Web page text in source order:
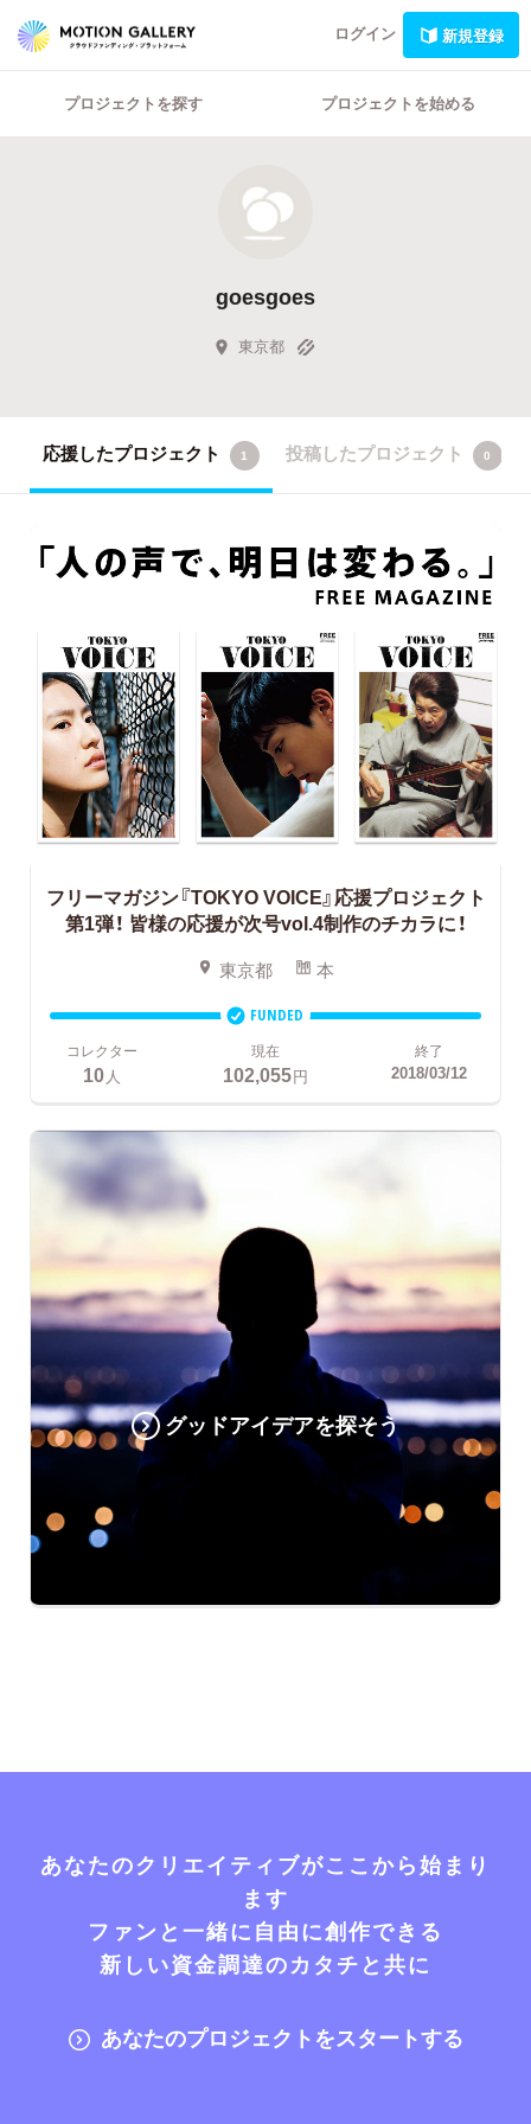
ログイン 新規登録
プロジェクトを探す プロジェクトを始める
goesgoes
東京都
応援したプロジェクト 1 投稿したプロジェクト 0
フリーマガジン『TOKYO VOICE』応援プロジェクト
第1弾！ 皆様の応援が次号vol.4制作のチカラに！
東京都 本
FUNDED
コレクター
10 人
現在
102,055円
終了
2018/03/12
グッドアイデアを探そう
あなたのクリエイティブがここから始まり
ます
ファンと一緒に自由に創作できる
新しい資金調達のカタチと共に
あなたのプロジェクトをスタートする